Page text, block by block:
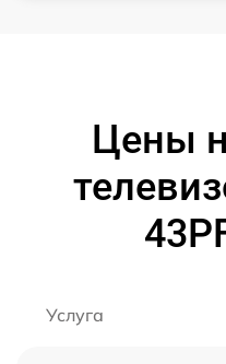
Цены
Услуга